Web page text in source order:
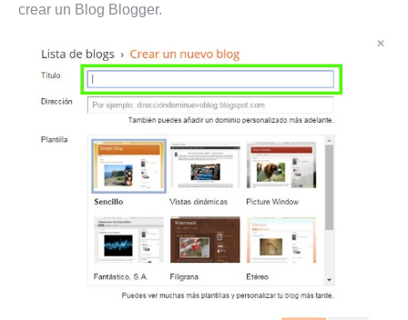
crear un Blog Blogger.